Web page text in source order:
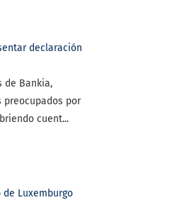
declaración
de Bankia,
preocupados por
cuent...
Luxemburgo